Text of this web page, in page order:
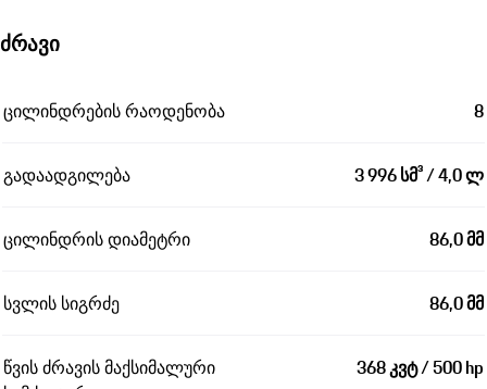
ძრავი
ცილინდრების რაოდენობა 8
გადაადგილება 3 996 სმ³ / 4,0 ლ
ცილინდრის დიამეტრი 86,0 მმ
სვლის სიგრძე 86,0 მმ
წვის ძრავის მაქსიმალური
368 კვტ / 500 hp